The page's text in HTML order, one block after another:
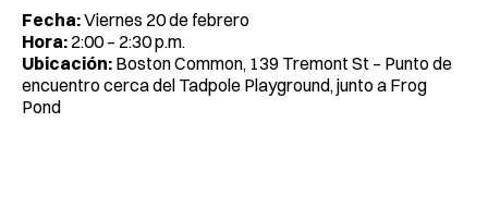
Fecha:Viernes 20 de febrero
Hora: 2:00 – 2:30 p.m.
Ubicación: Boston Common, 139 Tremont St – Punto de
encuentro cerca del Tadpole Playground, junto a Frog
Pond